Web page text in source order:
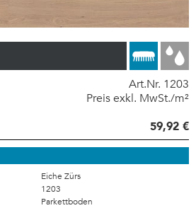
Art.Nr. 1203
Preis exkl. MwSt./m²
59,92 €
Eiche Zürs
1203
Parkettboden